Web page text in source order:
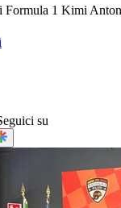
Formula 1 Kimi
su